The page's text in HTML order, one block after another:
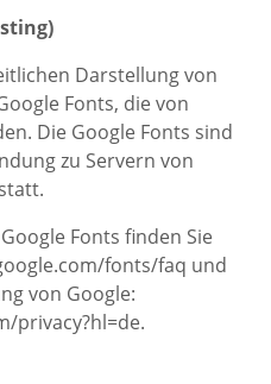
Darstellung von
Fonts, die von
Die Google Fonts sind
zu Servern von
Fonts finden Sie
fonts/faq und
von Google:
privacy?hl=de.